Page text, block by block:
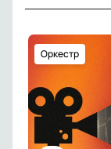
Оркестр